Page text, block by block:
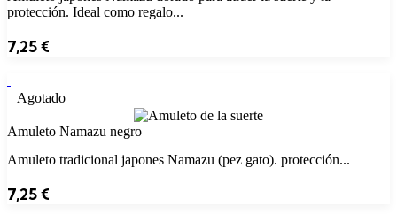
protección. Ideal como regalo...
7,25€
Agotado
Amuleto Namazu negro
Amuleto tradicional japones Namazu (pez gato). protección...
7,25€